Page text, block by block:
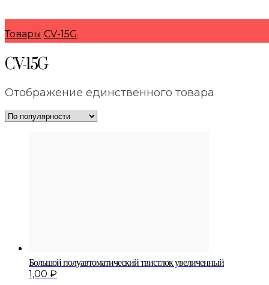
Товары CV-15G
CV-15G
Отображение единственного товара
Большой полуавтоматический твистлок увеличенный
1,00 ₽